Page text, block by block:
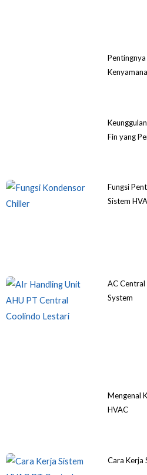
Fin yang
Fungsi
Sistem
AC Central
System
Mengenal
HVAC
Cara Kerja